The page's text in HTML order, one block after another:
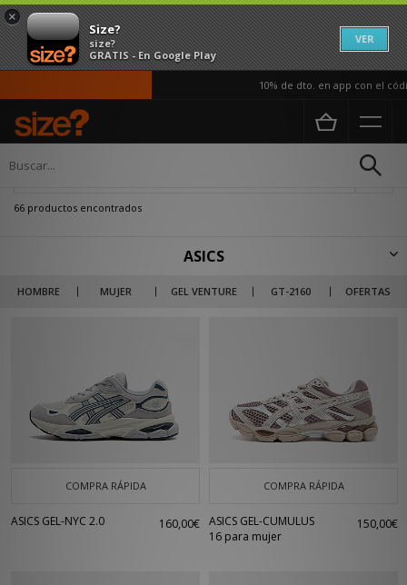
×
Size?
size?
GRATIS - En Google Play
VER
10% de dto. en app con el código
Página principal
66 productos encontrados
ASICS
HOMBRE MUJER GEL VENTURE GT-2160 OFERTAS
La marca ASICS ha vivido una gran evolución desde que se fundó en Japón
en el año 1949. Gracias a su larga tradición en el diseño de deportivas
las Nimbus. ASICS sigue siendo una marca esencial en el calzado
streetwear y no puede faltar en tu colección.
COMPRA RÁPIDA
ASICS GEL-NYC 2.0 160,00€
COMPRA RÁPIDA
ASICS GEL-CUMULUS
16 para mujer
150,00€